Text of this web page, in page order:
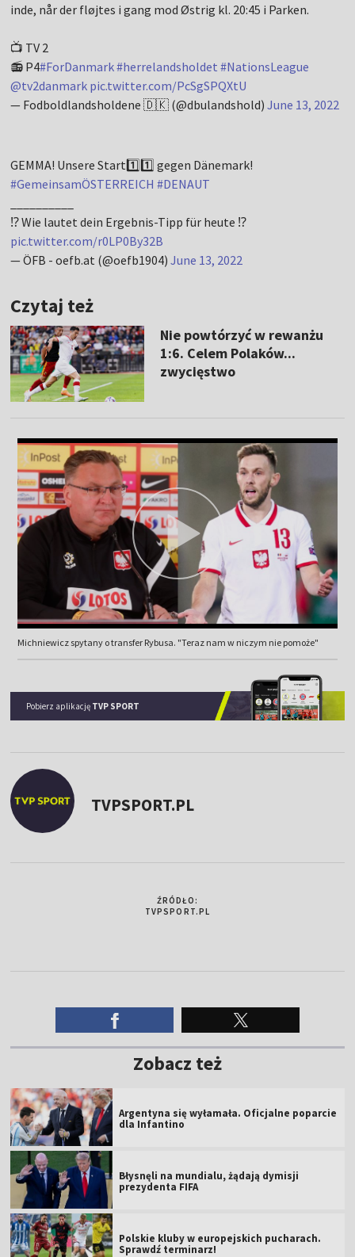
inde, når der fløjtes i gang mod Østrig kl. 20:45 i Parken.
📺 TV 2
📻 P4#ForDanmark#herrelandsholdet #NationsLeague
@tv2danmark pic.twitter.com/PcSgSPQXtU
— Fodboldlandsholdene 🇩🇰 (@dbulandshold)June 13, 2022
GEMMA! Unsere Start1️⃣1️⃣ gegen Dänemark!
#GemeinsamÖSTERREICH #DENAUT
⁉️ Wie lautet dein Ergebnis-Tipp für heute ⁉️
pic.twitter.com/r0LP0By32B
— ÖFB - oefb.at (@oefb1904)June 13, 2022
Czytaj też
Nie powtórzyć w rewanżu
1:6. Celem Polaków...
zwycięstwo
Michniewicz spytany o transfer Rybusa. "Teraz nam w niczym nie pomoże"
Pobierz aplikację TVP SPORT
TVPSPORT.PL
ŹRÓDŁO:
TVPSPORT.PL
Zobacz też
Argentyna się wyłamała. Oficjalne poparcie
dla Infantino
Błysnęli na mundialu, żądają dymisji
prezydenta FIFA
Polskie kluby w europejskich pucharach.
Sprawdź terminarz!